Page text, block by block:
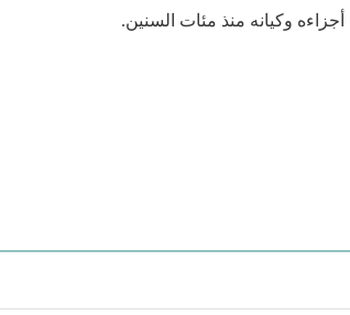
وكيانه منذ مئات السنين.